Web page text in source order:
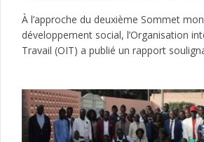
À l’approche du deuxième Sommet
développement social, l’Organisation
Travail (OIT) a publié un rapport